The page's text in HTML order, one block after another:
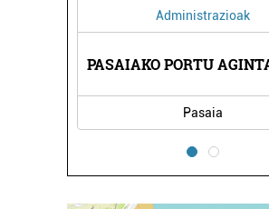
Administrazioak
PASAIAKO PORTU
Pasaia